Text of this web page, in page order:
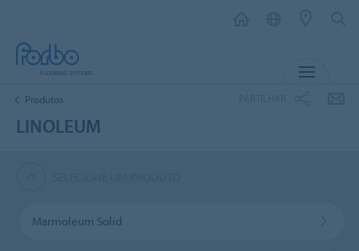
Produtos
LINOLEUM
Marmoleum Solid